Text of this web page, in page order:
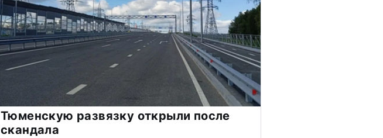
Тюменскую развязку открыли после
скандала